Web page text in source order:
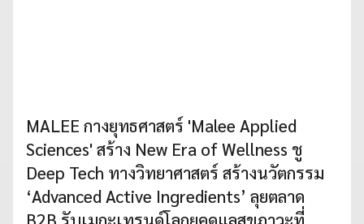
MALEE กางยุทธศาสตร์ 'Malee Applied
Sciences' สร้าง New Era of Wellness ชู
Deep Tech ทางวิทยาศาสตร์ สร้างนวัตกรรม
‘Advanced Active Ingredients’ ลุยตลาด
B2B รับเมกะเทรนด์โลกยุคดูแลสุขภาวะที่